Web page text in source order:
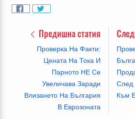
Предишна статия
Проверка На Факти:
Цената На Тока И
Парното НЕ Се
Увеличава Заради
Влизането На България
В Еврозоната
След
Към